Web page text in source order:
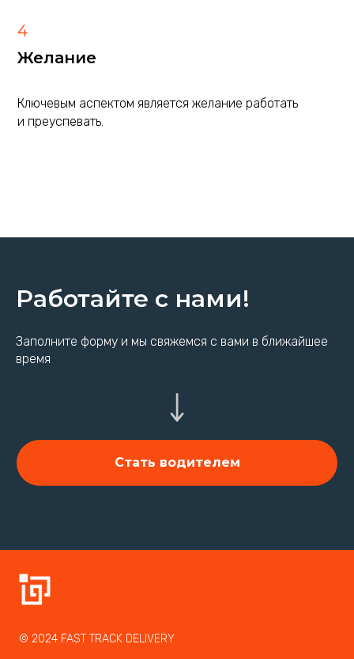
4
Желание
Ключевым аспектом является желание работать
и преуспевать.
Работайте с нами!
Заполните форму и мы свяжемся с вами в ближайшее
время
Стать водителем
© 2024 FAST TRACK DELIVERY